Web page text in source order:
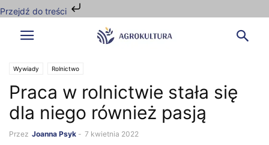
Przejdź do treści
Wywiady Rolnictwo
Praca w rolnictwie stała się
dla niego również pasją
Przez Joanna Psyk - 7 kwietnia 2022